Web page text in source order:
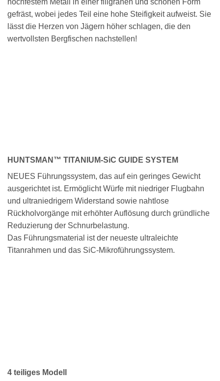
gefräst, wobei jedes Teil eine hohe Steifigkeit aufweist. Sie
lässt die Herzen von Jägern höher schlagen, die den
wertvollsten Bergfischen nachstellen!
HUNTSMAN™ TITANIUM-SiC GUIDE SYSTEM
NEUES Führungssystem, das auf ein geringes Gewicht
ausgerichtet ist. Ermöglicht Würfe mit niedriger Flugbahn
und ultraniedrigem Widerstand sowie nahtlose
Rückholvorgänge mit erhöhter Auflösung durch gründliche
Reduzierung der Schnurbelastung.
Das Führungsmaterial ist der neueste ultraleichte
Titanrahmen und das SiC-Mikroführungssystem.
4 teiliges Modell